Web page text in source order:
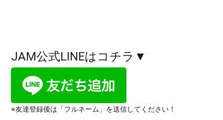
JAM公式LINEはコチラ▼
※友達登録後は「フルネーム」を送信してください！